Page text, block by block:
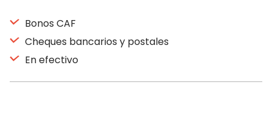
Bonos CAF
Cheques bancarios y postales
En efectivo